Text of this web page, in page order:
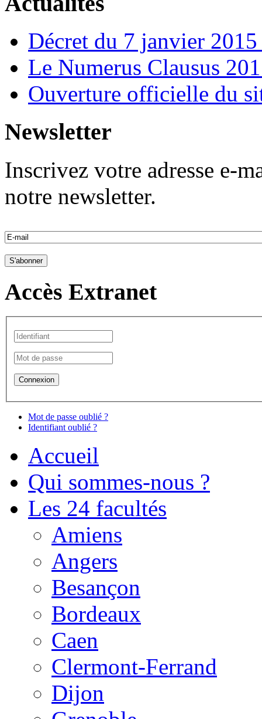
Décret du 7 janvier
Le Numerus Clausus
Ouverture officielle du
Newsletter
Inscrivez votre adresse e-
notre newsletter.
Accès Extranet
Mot de passe oublié ?
Identifiant oublié ?
Accueil
Qui sommes-nous ?
Les 24 facultés
Amiens
Angers
Besançon
Bordeaux
Caen
Clermont-Ferrand
Dijon